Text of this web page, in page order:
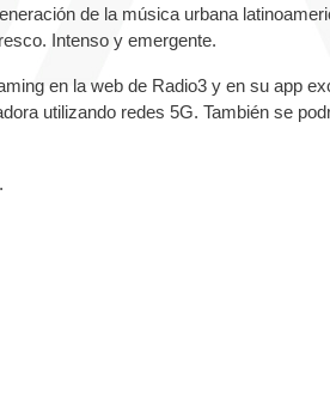
de la música urbana
Intenso y emergente.
en la web de Radio3 y en su app
utilizando redes 5G. También se